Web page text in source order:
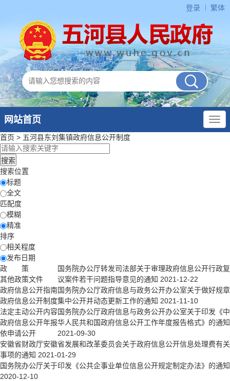
登录 繁体
网站首页
首页 > 五河县东刘集镇政府信息公开制度
搜索位置
标题
全文
匹配度
模糊
精准
排序
相关程度
发布日期
政 策
其他政策文件
政府信息公开指南
政府信息公开制度
法定主动公开内容
政府信息公开年报
依申请公开
国务院办公厅转发司法部关于审理政府信息公开行政复
议案件若干问题指导意见的通知 2021-12-22
国务院办公厅政府信息与政务公开办公室关于做好规章
集中公开并动态更新工作的通知 2021-11-10
国务院办公厅政府信息与政务公开办公室关于印发《中
华人民共和国政府信息公开工作年度报告格式》的通知
2021-09-30
安徽省财政厅安徽省发展和改革委员会关于政府信息公开信息处理费有关
事项的通知 2021-01-29
国务院办公厅关于印发《公共企事业单位信息公开规定制定办法》的通知
2020-12-10